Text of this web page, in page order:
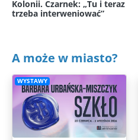
Kolonii. Czarnek: „Tu i teraz
trzeba interweniować”
A może w miasto?
WYSTAWY